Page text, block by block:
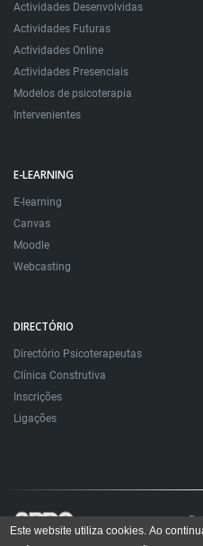
Actividades Desenvolvidas
Actividades Futuras
Actividades Online
Actividades Presenciais
Modelos de psicoterapia
Intervenientes
E-LEARNING
E-learning
Canvas
Moodle
Webcasting
DIRECTÓRIO
Directório Psicoterapeutas
Clínica Construtiva
Inscrições
Ligações
Este website utiliza cookies. Ao